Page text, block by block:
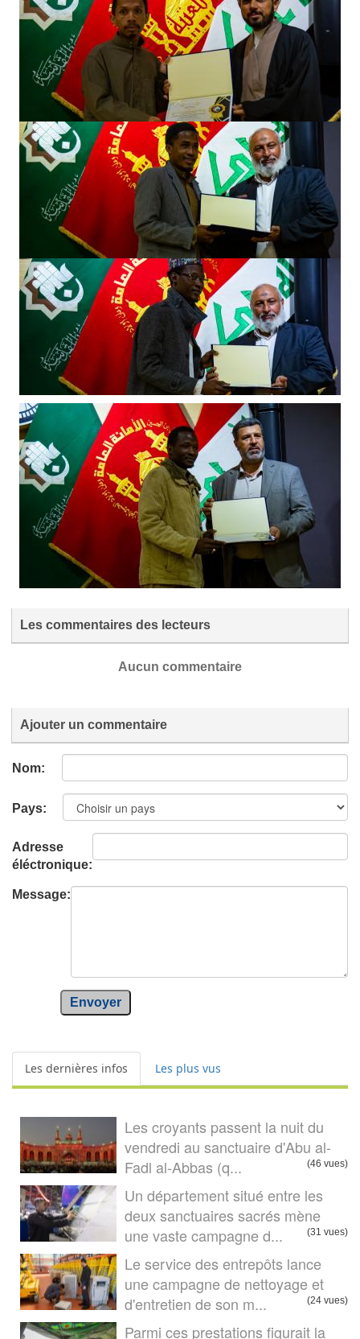
Les commentaires des lecteurs
Aucun commentaire
Ajouter un commentaire
Nom:
Pays:
Adresse
éléctronique:
Message:
Envoyer
Les dernières infos Les plus vus
Les croyants passent la nuit du
vendredi au sanctuaire d'Abu al-
Fadl al-Abbas (q...
(46 vues)
Un département situé entre les
deux sanctuaires sacrés mène
une vaste campagne d...
(31 vues)
Le service des entrepôts lance
une campagne de nettoyage et
d'entretien de son m...
(24 vues)
Parmi ces prestations figurait la